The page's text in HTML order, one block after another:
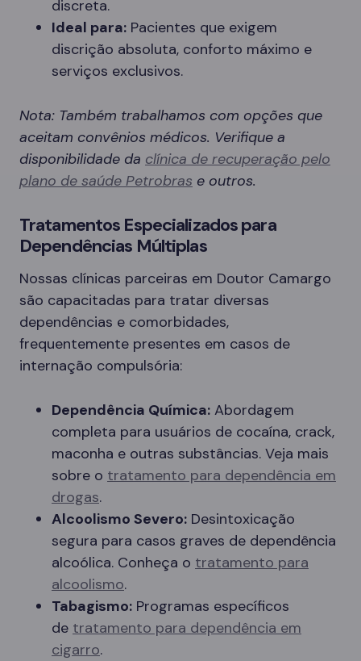
discreta.
Ideal para: Pacientes que exigem
discrição absoluta, conforto máximo e
serviços exclusivos.
Nota: Também trabalhamos com opções que
aceitam convênios médicos. Verifique a
disponibilidade da clínica de recuperação pelo
plano de saúde Petrobras e outros.
Tratamentos Especializados para
Dependências Múltiplas
Nossas clínicas parceiras em Doutor Camargo
são capacitadas para tratar diversas
dependências e comorbidades,
frequentemente presentes em casos de
internação compulsória:
Dependência Química: Abordagem
completa para usuários de cocaína, crack,
maconha e outras substâncias. Veja mais
sobre o tratamento para dependência em
drogas.
Alcoolismo Severo: Desintoxicação
segura para casos graves de dependência
alcoólica. Conheça o tratamento para
alcoolismo.
Tabagismo: Programas específicos
de tratamento para dependência em
cigarro.